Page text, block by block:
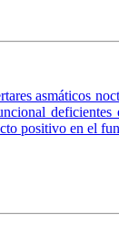
asmáticos
positivo en el